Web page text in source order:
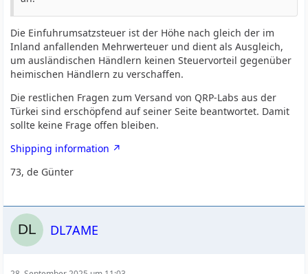
Die Einfuhrumsatzsteuer ist der Höhe nach gleich der im
Inland anfallenden Mehrwerteuer und dient als Ausgleich,
um ausländischen Händlern keinen Steuervorteil gegenüber
heimischen Händlern zu verschaffen.
Die restlichen Fragen zum Versand von QRP-Labs aus der
Türkei sind erschöpfend auf seiner Seite beantwortet. Damit
sollte keine Frage offen bleiben.
Shipping information
73, de Günter
DL7AME